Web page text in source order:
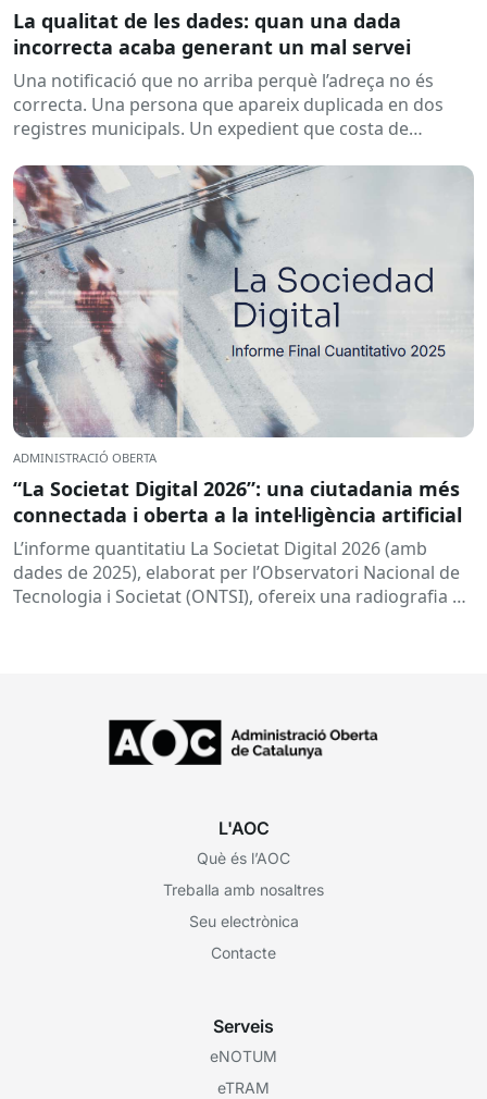
La qualitat de les dades: quan una dada
incorrecta acaba generant un mal servei
Una notificació que no arriba perquè l’adreça no és
correcta. Una persona que apareix duplicada en dos
registres municipals. Un expedient que costa de
ADMINISTRACIÓ OBERTA
“La Societat Digital 2026”: una ciutadania més
connectada i oberta a la intel·ligència artificial
L’informe quantitatiu La Societat Digital 2026 (amb
dades de 2025), elaborat per l’Observatori Nacional de
Tecnologia i Societat (ONTSI), ofereix una radiografia de
L'AOC
Què és l’AOC
Treballa amb nosaltres
Seu electrònica
Contacte
Serveis
eNOTUM
eTRAM